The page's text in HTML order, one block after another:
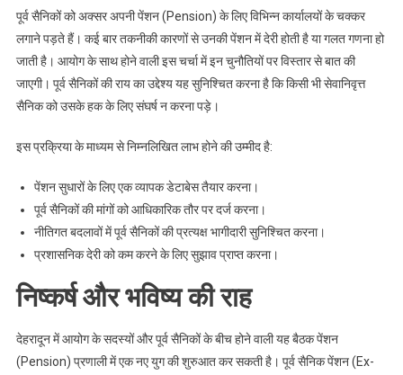
पूर्व सैनिकों को अक्सर अपनी पेंशन (Pension) के लिए विभिन्न कार्यालयों के चक्कर
लगाने पड़ते हैं। कई बार तकनीकी कारणों से उनकी पेंशन में देरी होती है या गलत गणना हो
जाती है। आयोग के साथ होने वाली इस चर्चा में इन चुनौतियों पर विस्तार से बात की
जाएगी। पूर्व सैनिकों की राय का उद्देश्य यह सुनिश्चित करना है कि किसी भी सेवानिवृत्त
सैनिक को उसके हक के लिए संघर्ष न करना पड़े।
इस प्रक्रिया के माध्यम से निम्नलिखित लाभ होने की उम्मीद है:
पेंशन सुधारों के लिए एक व्यापक डेटाबेस तैयार करना।
पूर्व सैनिकों की मांगों को आधिकारिक तौर पर दर्ज करना।
नीतिगत बदलावों में पूर्व सैनिकों की प्रत्यक्ष भागीदारी सुनिश्चित करना।
प्रशासनिक देरी को कम करने के लिए सुझाव प्राप्त करना।
निष्कर्ष और भविष्य की राह
देहरादून में आयोग के सदस्यों और पूर्व सैनिकों के बीच होने वाली यह बैठक पेंशन
(Pension) प्रणाली में एक नए युग की शुरुआत कर सकती है। पूर्व सैनिक पेंशन (Ex-